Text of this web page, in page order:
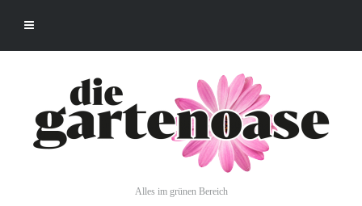
Alles im grünen Bereich